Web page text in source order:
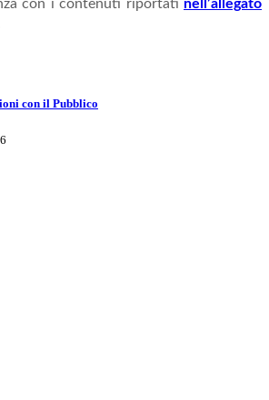
con i contenuti riportati nell’allegato
con il Pubblico